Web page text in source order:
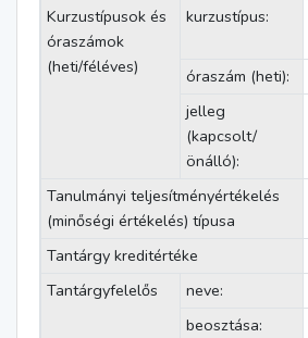
Kurzustípusok és
óraszámok
(heti/féléves)
kurzustípus:
óraszám (heti):
jelleg
(kapcsolt/
önálló):
Tanulmányi teljesítményértékelés
(minőségi értékelés) típusa
Tantárgy kreditértéke
Tantárgyfelelős
neve:
beosztása: